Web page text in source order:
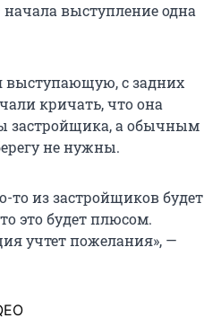
начала выступление одна
выступающую, с задних
кричать, что она
застройщика, а обычным
не нужны.
то из застройщиков будет
это будет плюсом.
учтет пожелания», —